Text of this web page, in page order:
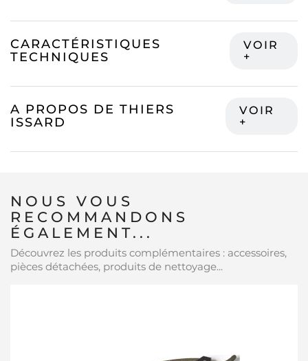
CARACTÉRISTIQUES
TECHNIQUES
A PROPOS DE THIERS
ISSARD
NOUS VOUS
RECOMMANDONS
ÉGALEMENT...
Découvrez les produits complémentaires : accessoires,
pièces détachées, produits de nettoyage...